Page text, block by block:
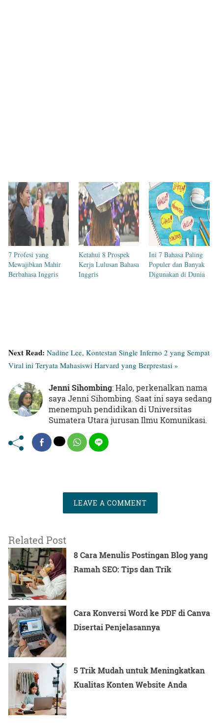
7 Profesi yang
Mewajibkan Mahir
Berbahasa Inggris
Ketahui 8 Prospek
Kerja Lulusan Bahasa
Inggris
Ini 7 Bahasa Paling
Populer dan Banyak
Digunakan di Dunia
Next Read: Nadine Lee, Kontestan Single Inferno 2 yang Sempat
Viral ini Teryata Mahasiswi Harvard yang Berprestasi »
Jenni Sihombing: Halo, perkenalkan nama
saya Jenni Sihombing. Saat ini saya sedang
menempuh pendidikan di Universitas
Sumatera Utara jurusan Ilmu Komunikasi.
LEAVE A COMMENT
Related Post
8 Cara Menulis Postingan Blog yang
Ramah SEO: Tips dan Trik
Cara Konversi Word ke PDF di Canva
Disertai Penjelasannya
5 Trik Mudah untuk Meningkatkan
Kualitas Konten Website Anda